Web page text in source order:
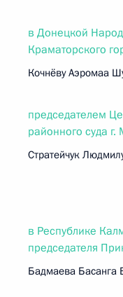
в Донецкой
Краматорского
Кочнёву Аэромаа
председателем
районного суда
Стратейчук
в Республике
председателя
Бадмаева Басанга